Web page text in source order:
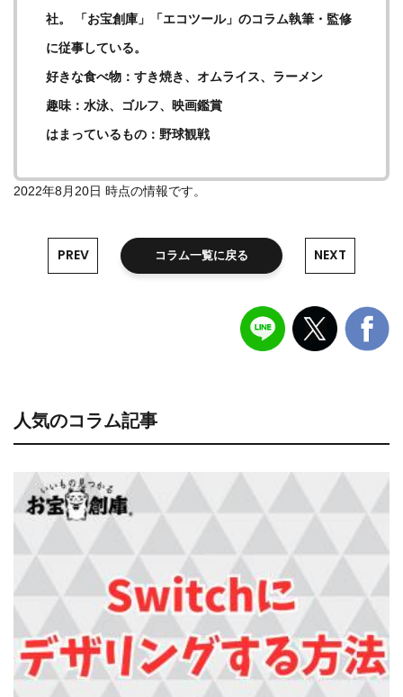
社。 「お宝創庫」「エコツール」のコラム執筆・監修
に従事している。
好きな食べ物：すき焼き、オムライス、ラーメン
趣味：水泳、ゴルフ、映画鑑賞
はまっているもの：野球観戦
2022年8月20日 時点の情報です。
PREV コラム一覧に戻る NEXT
人気のコラム記事